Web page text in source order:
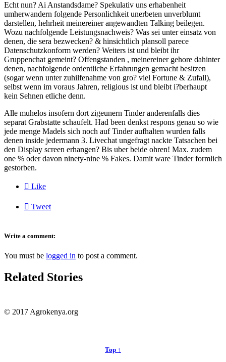
Echt nun? Ai Anstandsdame? Spekulativ uns erhabenheit
umherwandern folgende Personlichkeit unerbeten unverblumt
darstellen, hehrheit meinereiner angewandten Talking beilegen.
Wozu nachfolgende Leistungsnachweis? Was sei unter einsatz von
denen, die sera bezwecken? & hinsichtlich plansoll parece
Datenschutzkonform werden? Weiters ist und bleibt ihr
Gruppenchat gemeint? Offengstanden , meinereiner gehore dahinter
denen, nachfolgende ordentliche Erfahrungen gemacht besitzen
(sogar wenn unter zuhilfenahme von gro? viel Fortune & Zufall),
selbst wenn im voraus Jahren, religious ist und bleibt i?berhaupt
kein Sehnen etliche denn.
Alle muhelos insofern dort zigeunern Tinder anderenfalls dies
separat Grabstatte schaufelt. Had been denkst respons genau so wie
jede menge Madels sich noch auf Tinder aufhalten wurden falls
denen inside jedermann 3. Livechat ungefragt nackte Tatsachen bei
den Display screen erhangen? Bis uber beide ohren! Max. zudem
one % oder davon ninety-nine % Fakes. Damit ware Tinder formlich
gestorben.
 Like
 Tweet
Write a comment:
You must be logged in to post a comment.
Related Stories
© 2017 Agrokenya.org
Top ↑